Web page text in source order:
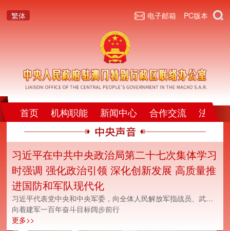
繁体 PC版本
电子邮箱
首页 机构职能 新闻中心 合作交流 法律法
习近平在中共中央政治局第二十七次集体学习
时强调 强化政治引领 深化创新发展 高质量推
进国防和军队现代化
习近平代表党中央和中央军委，向全体人民解放军指战员、武警部队官兵、军队文职人员、预备役人员和民兵致以节日的祝贺
向着建军一百年奋斗目标阔步前行
更多>>